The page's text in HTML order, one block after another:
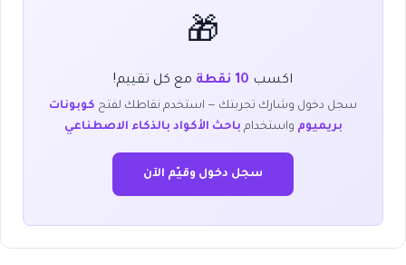
🎁
اكسب 10 نقطة مع كل تقييم!
سجل دخول وشارك تجربتك — استخدم نقاطك لفتح كوبونات
بريميوم واستخدام باحث الأكواد بالذكاء الاصطناعي
سجل دخول وقيّم الآن